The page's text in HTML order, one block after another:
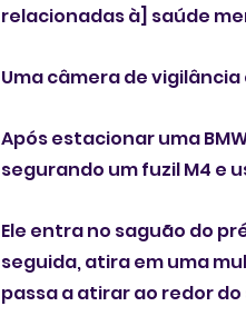
relacionadas à] saúde
Uma câmera de
Após estacionar uma
segurando um fuzil M4 e
Ele entra no saguão do
seguida, atira em uma
passa a atirar ao redor